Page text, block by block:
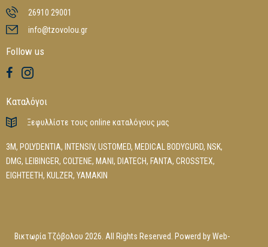
26910 29001
info@tzovolou.gr
Follow us
Καταλόγοι
Ξεφυλλίστε τους online καταλόγους μας
3M, POLYDENTIA, INTENSIV, USTOMED, MEDICAL BODYGURD, NSK,
DMG, LEIBINGER, COLTENE, MANI , DIATECH, FANTA, CROSSTEX,
EIGHTEETH, KULZER, YAMAKIN
Βικτωρία Τζόβολου 2026. All Rights Reserved. Powerd byWeb-